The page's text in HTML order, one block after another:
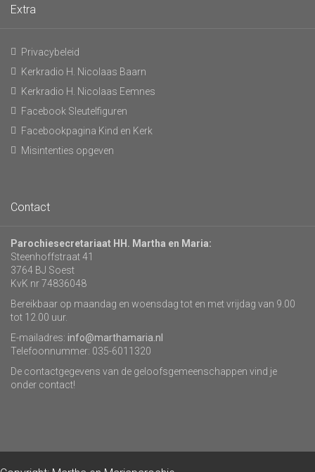
Extra
Privacybeleid
Kerkradio H. Nicolaas Baarn
Kerkradio H. Nicolaas Eemnes
Facebook Sleutelfiguren
Facebookpagina Kind en Kerk
Misintenties opgeven
Contact
Parochiesecretariaat HH. Martha en Maria:
Steenhoffstraat 41
3764 BJ Soest
KvK nr 74836048
Bereikbaar op maandag en woensdag tot en met vrijdag van 9.00
tot 12.00 uur.
E-mailadres: info@marthamaria.nl
Telefoonnummer: 035-6011320
De contactgegevens van de geloofsgemeenschappen vind je
onder contact!